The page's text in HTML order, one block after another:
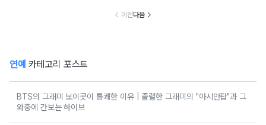
이전다음
연예 카테고리 포스트
BTS의 그래미 보이콧이 통쾌한 이유 | 졸렬한 그래미의 "아시안팝"과 그
와중에 간보는 하이브